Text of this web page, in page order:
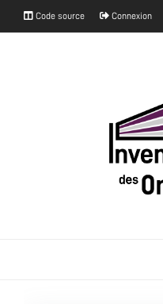
Code source Connexion